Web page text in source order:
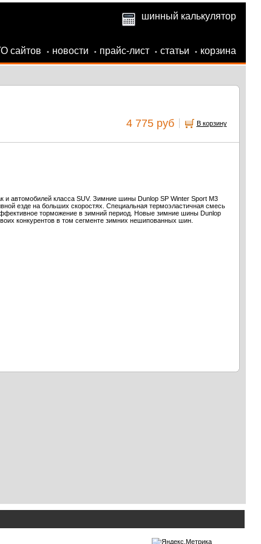
шинный калькулятор
сайтов • новости • прайс-лист • статьи • корзина
4 775 руб В корзину
и автомобилей класса SUV. Зимние шины Dunlop SP Winter Sport M3
езде на больших скоростях. Специальная термоэластичная смесь
торможение в зимний период. Новые зимние шины Dunlop
конкурентов в том сегменте зимних нешипованных шин.